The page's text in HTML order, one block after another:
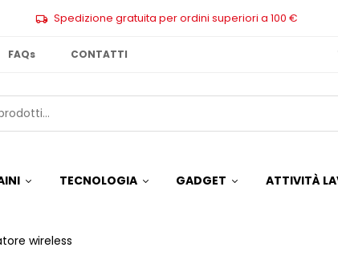
Spedizione gratuita per ordini superiori a 100 €
FAQs CONTATTI
TECNOLOGIA GADGET ATTIVITÀ
wireless